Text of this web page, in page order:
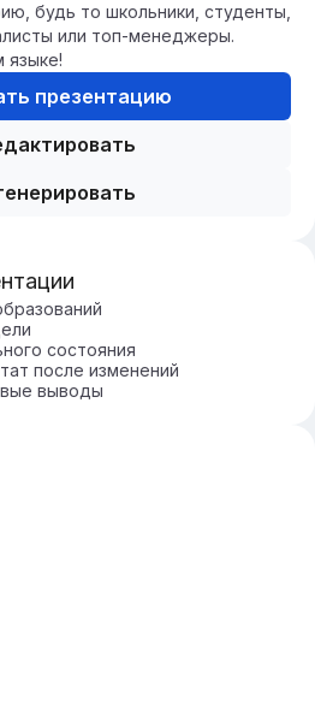
будь то школьники, студенты,
или топ-менеджеры.
языке!
презентацию
состояния
после изменений
выводы